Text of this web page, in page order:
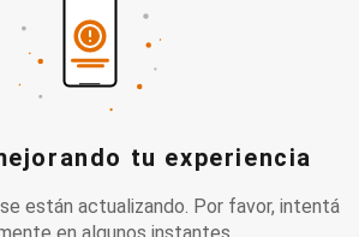
tu experiencia
están actualizando. Por favor, intentá